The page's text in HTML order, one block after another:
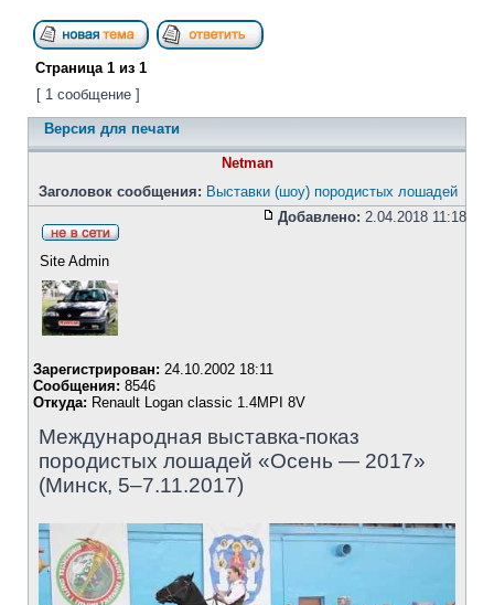
Страница 1 из 1
[ 1 сообщение ]
Версия для печати
Netman
Заголовок сообщения: Выставки (шоу) породистых лошадей
Добавлено: 2.04.2018 11:18
Site Admin
Зарегистрирован: 24.10.2002 18:11
Сообщения: 8546
Откуда: Renault Logan classic 1.4MPI 8V
Международная выставка-показ
породистых лошадей «Осень — 2017»
(Минск, 5–7.11.2017)